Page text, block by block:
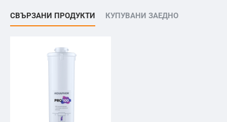
Навременната подмяна на модула спомага за
на мембраната.
филтрация в един модул;
намалява механични примеси, хлор и някои
СВЪРЗАНИ ПРОДУКТИ КУПУВАНИ ЗАЕДНО